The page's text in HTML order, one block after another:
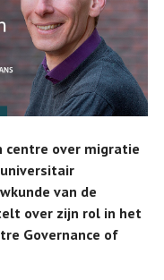
centre over migratie
van de
over zijn rol in het
Governance of